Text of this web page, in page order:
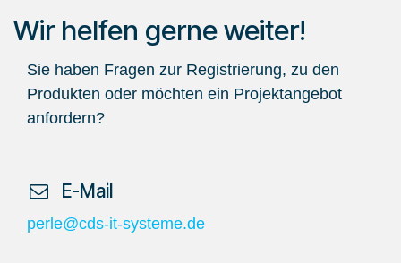
Wir helfen gerne weiter!
Sie haben Fragen zur Registrierung, zu den
Produkten oder möchten ein Projektangebot
anfordern?
​ E-Mail
perle@cds-it-systeme.de